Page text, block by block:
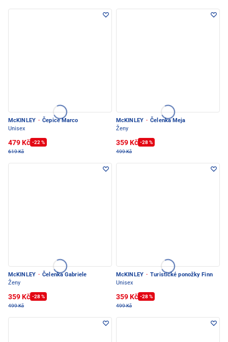
McKINLEY · Čepice Marco
Unisex
479 Kč -22 %
619 Kč
McKINLEY · Čelenka Meja
Ženy
359 Kč -28 %
499 Kč
McKINLEY · Čelenka Gabriele
Ženy
359 Kč -28 %
499 Kč
McKINLEY · Turistické ponožky Finn
Unisex
359 Kč -28 %
499 Kč